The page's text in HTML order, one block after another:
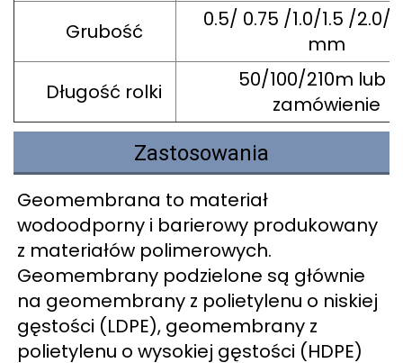
Grubość
0.5/ 0.75 /1.0/1.5 /2.0/
mm
Długość rolki
50/100/210m lub
zamówienie
Zastosowania
Geomembrana to materiał
wodoodporny i barierowy produkowany
z materiałów polimerowych.
Geomembrany podzielone są głównie
na geomembrany z polietylenu o niskiej
gęstości (LDPE), geomembrany z
polietylenu o wysokiej gęstości (HDPE)